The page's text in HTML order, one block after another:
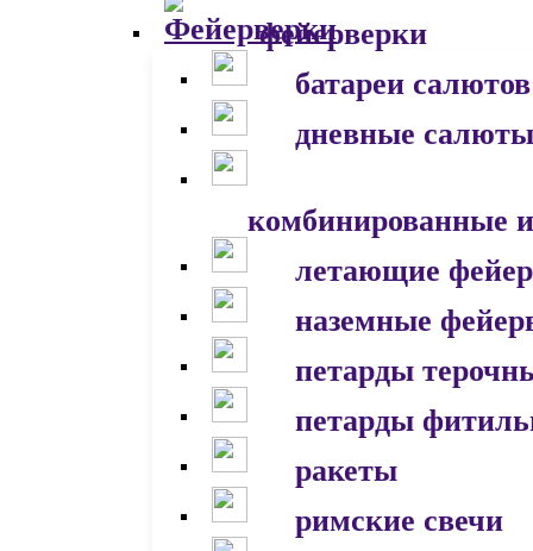
фейерверки
батареи салютов
дневные салюты
комбинированные
летающие
наземные
петарды
петарды
ракеты
римские свечи